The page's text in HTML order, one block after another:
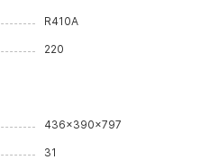
R410A
220
436x390x797
31